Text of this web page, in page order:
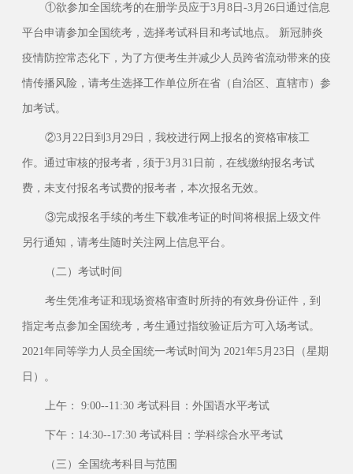
①欲参加全国统考的在册学员应于3月8日-3月26日通过信息
平台申请参加全国统考，选择考试科目和考试地点。 新冠肺炎
疫情防控常态化下，为了方便考生并减少人员跨省流动带来的疫
情传播风险，请考生选择工作单位所在省（自治区、直辖市）参
加考试。
②3月22日到3月29日，我校进行网上报名的资格审核工
作。通过审核的报考者，须于3月31日前，在线缴纳报名考试
费，未支付报名考试费的报考者，本次报名无效。
③完成报名手续的考生下载准考证的时间将根据上级文件
另行通知，请考生随时关注网上信息平台。
（二）考试时间
考生凭准考证和现场资格审查时所持的有效身份证件，到
指定考点参加全国统考，考生通过指纹验证后方可入场考试。
2021年同等学力人员全国统一考试时间为 2021年5月23日（星期
日）。
上午： 9:00--11:30 考试科目：外国语水平考试
下午：14:30--17:30 考试科目：学科综合水平考试
（三）全国统考科目与范围